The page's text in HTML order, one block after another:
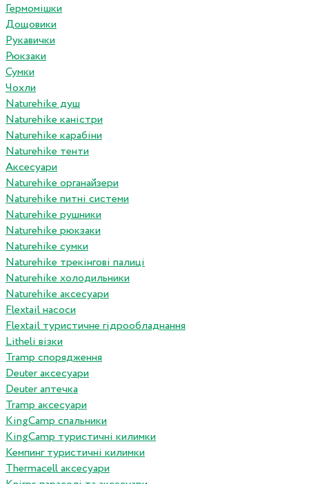
Гермомішки
Дощовики
Рукавички
Рюкзаки
Сумки
Чохли
Naturehike душ
Naturehike каністри
Naturehike карабіни
Naturehike тенти
Аксесуари
Naturehike органайзери
Naturehike питні системи
Naturehike рушники
Naturehike рюкзаки
Naturehike сумки
Naturehike трекінгові палиці
Naturehike холодильники
Naturehike аксесуари
Flextail насоси
Flextail туристичне гідрообладнання
Litheli візки
Tramp спорядження
Deuter аксесуари
Deuter аптечка
Tramp аксесуари
KingCamp спальники
KingCamp туристичні килимки
Кемпинг туристичні килимки
Thermacell аксесуари